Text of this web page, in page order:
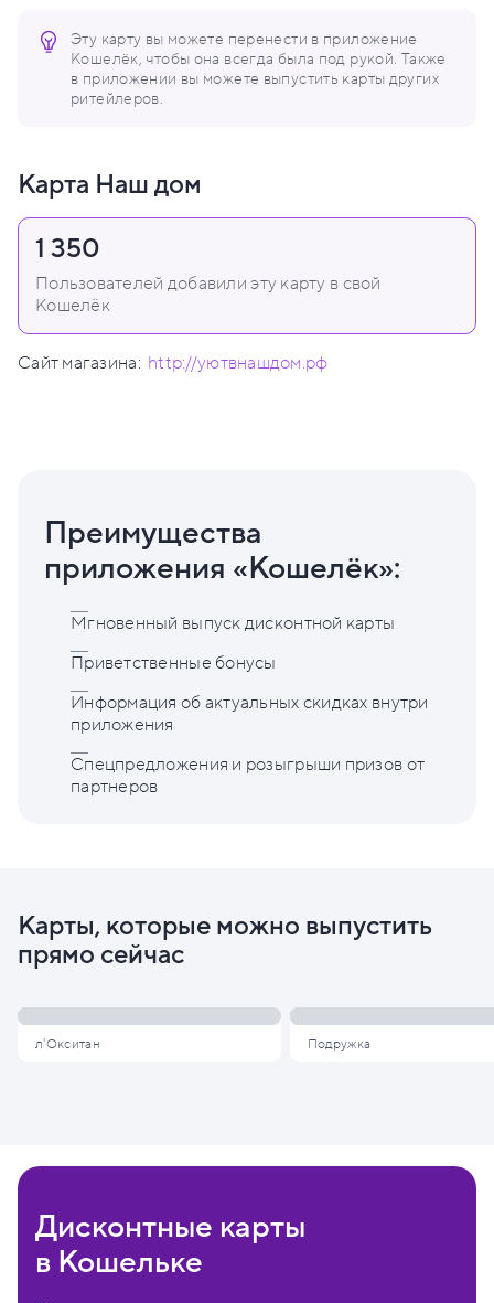
Эту карту вы можете перенести в приложение
Кошелёк, чтобы она всегда была под рукой. Также
в приложении вы можете выпустить карты других
ритейлеров.
Карта Наш дом
1 350
Пользователей добавили эту карту в свой
Кошелёк
Сайт магазина: http://уютвнашдом.рф
Преимущества
приложения «Кошелёк»:
Мгновенный выпуск дисконтной карты
Приветственные бонусы
Информация об актуальных скидках внутри
приложения
Спецпредложения и розыгрыши призов от
партнеров
Карты, которые можно выпустить
прямо сейчас
л'Окситан Подружка
Дисконтные карты
в Кошельке